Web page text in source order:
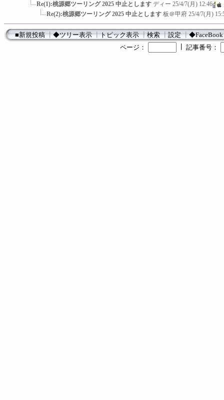
Re(1):桃源郷ツーリング 2025 中止とします ディー 25/4/7(月) 12:46
Re(2):桃源郷ツーリング 2025 中止とします 板＠甲府 25/4/7(月)
■新規投稿┃◆ツリー表示┃トピック表示┃検索┃設定┃◆FaceBook
ページ：
記事番号：